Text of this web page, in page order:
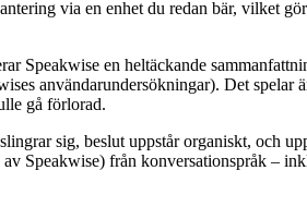
via en enhet du redan bär, vilket
Speakwise en heltäckande
användarundersökningar). Det spelar
gå förlorad.
sig, beslut uppstår organiskt, och
Speakwise) från konversationspråk –